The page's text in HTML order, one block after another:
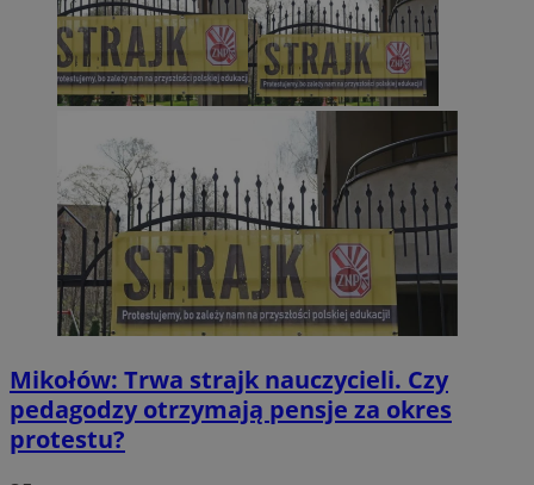
Mikołów: Trwa strajk nauczycieli. Czy
pedagodzy otrzymają pensje za okres
protestu?